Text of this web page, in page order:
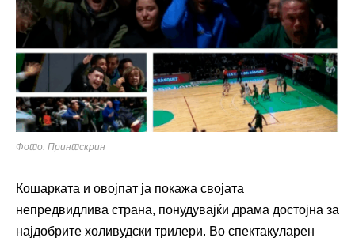
Фото: Принтскрин
Кошарката и овојпат ја покажа својата
непредвидлива страна, понудувајќи драма достојна за
најдобрите холивудски трилери. Во спектакуларен